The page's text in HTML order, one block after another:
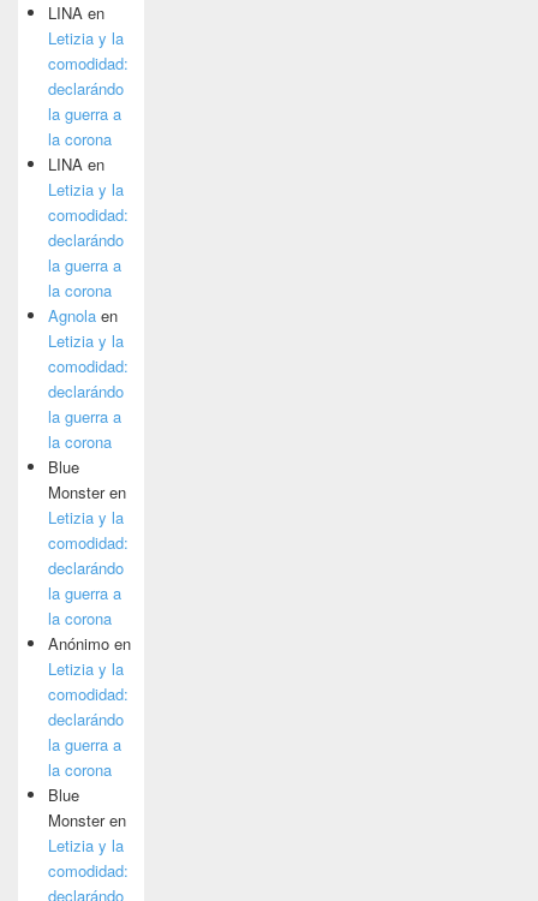
LINA en
Letizia y la
comodidad:
declarándo
la guerra a
la corona
LINA en
Letizia y la
comodidad:
declarándo
la guerra a
la corona
Agnola en
Letizia y la
comodidad:
declarándo
la guerra a
la corona
Blue
Monsteren
Letizia y la
comodidad:
declarándo
la guerra a
la corona
Anónimo en
Letizia y la
comodidad:
declarándo
la guerra a
la corona
Blue
Monsteren
Letizia y la
comodidad:
declarándo